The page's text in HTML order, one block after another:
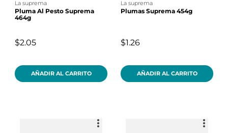
la suprema
Pluma Al Pesto Suprema
464g
$2.05
AÑADIR AL CARRITO
la suprema
Plumas Suprema 454g
$1.26
AÑADIR AL CARRITO